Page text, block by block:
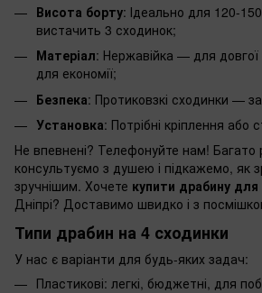
Висота борту: Ідеально для 120-
вистачить 3 сходинок;
Матеріал: Нержавійка — для
для економії;
Безпека: Протиковзкі сходинки —
Установка: Потрібні кріплення або
Не впевнені? Телефонуйте нам! Багато
консультуємо з душею і підкажемо, як
зручнішим. Хочете купити драбину для
Дніпрі? Доставимо швидко і з
Типи драбин на 4 сходинки
У нас є варіанти для будь-яких задач:
Пластикові: легкі, бюджетні, для